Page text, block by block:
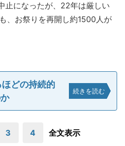
止になったが、22年は厳しい
、お祭りを再開し約1500人が
どの持続的
続きを読む
3 4 全文表示